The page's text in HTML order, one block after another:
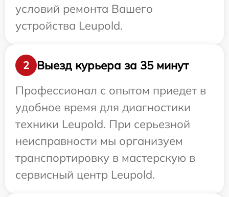
условий ремонта Вашего
устройства Leupold.
2
Выезд курьера за 35 минут
Профессионал с опытом приедет в
удобное время для диагностики
техники Leupold. При серьезной
неисправности мы организуем
транспортировку в мастерскую в
сервисный центр Leupold.